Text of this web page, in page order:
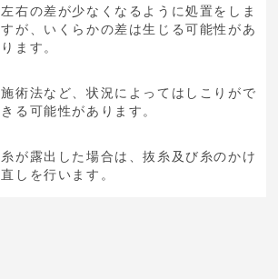
左右の差が少なくなるように処置をしま
すが、いくらかの差は生じる可能性があ
ります。
施術法など、状況によってはしこりがで
きる可能性があります。
糸が露出した場合は、抜糸及び糸のかけ
直しを行います。